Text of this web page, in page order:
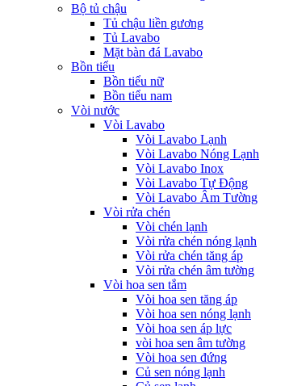
Bộ tủ chậu
Tủ chậu liền gương
Tủ Lavabo
Mặt bàn đá Lavabo
Bồn tiểu
Bồn tiểu nữ
Bồn tiểu nam
Vòi nước
Vòi Lavabo
Vòi Lavabo Lạnh
Vòi Lavabo Nóng Lạnh
Vòi Lavabo Inox
Vòi Lavabo Tự Động
Vòi Lavabo Âm Tường
Vòi rửa chén
Vòi chén lạnh
Vòi rửa chén nóng lạnh
Vòi rửa chén tăng áp
Vòi rửa chén âm tường
Vòi hoa sen tắm
Vòi hoa sen tăng áp
Vòi hoa sen nóng lạnh
Vòi hoa sen áp lực
vòi hoa sen âm tường
Vòi hoa sen đứng
Củ sen nóng lạnh